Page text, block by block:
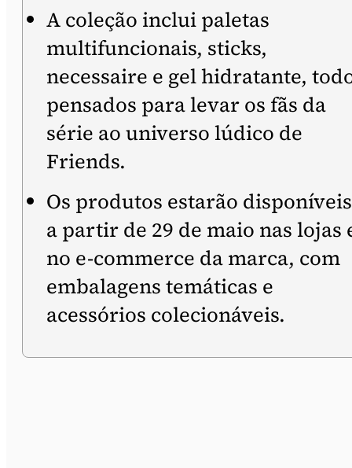
A coleção inclui paletas
multifuncionais, sticks,
necessaire e gel hidratante,
pensados para levar os fãs da
série ao universo lúdico de
Friends.
Os produtos estarão disponíveis
a partir de 29 de maio nas lojas
no e-commerce da marca, com
embalagens temáticas e
acessórios colecionáveis.